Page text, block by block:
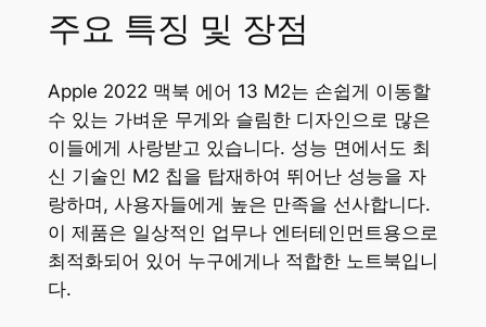
주요 특징 및 장점
Apple 2022 맥북 에어 13 M2는 손쉽게 이동할
수 있는 가벼운 무게와 슬림한 디자인으로 많은
이들에게 사랑받고 있습니다. 성능 면에서도 최
신 기술인 M2 칩을 탑재하여 뛰어난 성능을 자
랑하며, 사용자들에게 높은 만족을 선사합니다.
이 제품은 일상적인 업무나 엔터테인먼트용으로
최적화되어 있어 누구에게나 적합한 노트북입니
다.